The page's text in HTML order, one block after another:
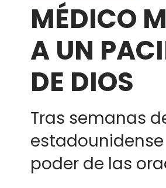
MÉDICO
A UN
DE DIOS
Tras semanas
poder de las